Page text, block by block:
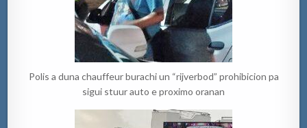
Polis a duna chauffeur burachi un “rijverbod” prohibicion pa
sigui stuur auto e proximo oranan